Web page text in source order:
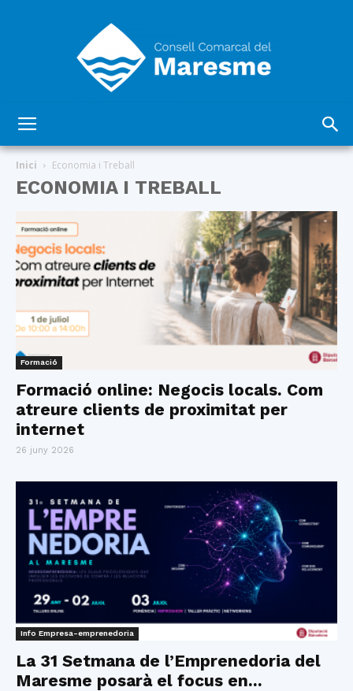
Comarcal
del
Inici Economia i Treball
ECONOMIA I TREBALL
Formació
Formació online: Negocis locals. Com
atreure clients de proximitat per
internet
26 juny 2026
Info Empresa-emprenedoria
La 31 Setmana de l’Emprenedoria del
Maresme posarà el focus en...